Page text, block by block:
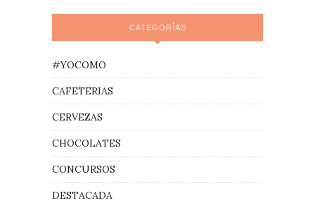
CATEGORÍAS
#YOCOMO
CAFETERIAS
CERVEZAS
CHOCOLATES
CONCURSOS
DESTACADA